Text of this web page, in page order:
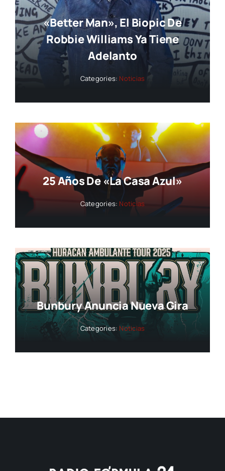
«Better Man», El Biopic De
Robbie Williams Ya Tiene
Adelanto
Categories: Noticias
25 Años De «La Casa Azul»
Categories: Noticias
Bunbury Anuncia Nueva Gira
Categories: Noticias